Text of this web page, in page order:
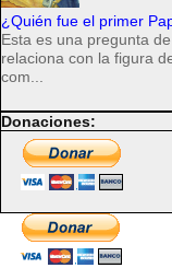
¿Quién fue el primer
Esta es una pregunta
relaciona con la figura
com...
Donaciones: